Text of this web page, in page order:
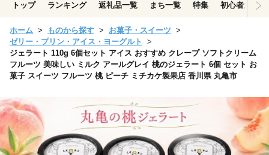
トップ ランキング 返礼品一覧 まち一覧 特集 初心者ガイド
ホーム ものから探す
お菓子・スイーツ
ゼリー・プリン・アイス・ヨーグルト
ジェラート 110g 6個セット アイス おすすめ クレープ ソフトクリーム
フルーツ 美味しい ミルク アールグレイ 桃のジェラート 6個 セット お
菓子 スイーツ フルーツ 桃 ピーチ ミチカケ製果店 香川県 丸亀市